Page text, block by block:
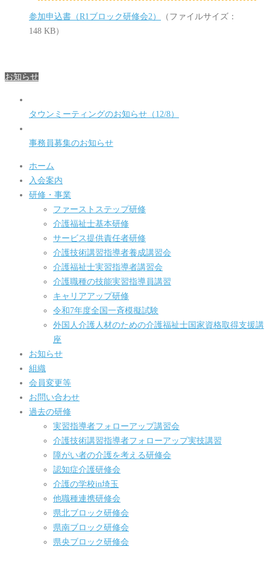
参加申込書（R1ブロック研修会2）
（ファイルサイズ：
148 KB）
お知らせ
タウンミーティングのお知らせ（12/8）
事務員募集のお知らせ
ホーム
入会案内
研修・事業
ファーストステップ研修
介護福祉士基本研修
サービス提供責任者研修
介護技術講習指導者養成講習会
介護福祉士実習指導者講習会
介護職種の技能実習指導員講習
キャリアアップ研修
令和7年度全国一斉模擬試験
外国人介護人材のための介護福祉士国家資格取得支援講
座
お知らせ
組織
会員変更等
お問い合わせ
過去の研修
実習指導者フォローアップ講習会
介護技術講習指導者フォローアップ実技講習
障がい者の介護を考える研修会
認知症介護研修会
介護の学校in埼玉
他職種連携研修会
県北ブロック研修会
県南ブロック研修会
県央ブロック研修会